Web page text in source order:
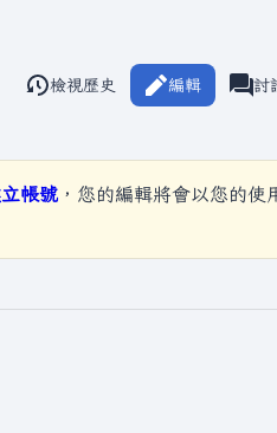
編輯
檢視歷史 瓦
討
帳號 ，您的編輯將會以您的